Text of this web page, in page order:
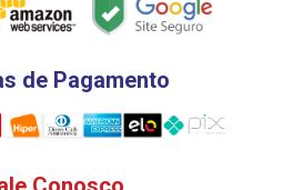
de Pagamento